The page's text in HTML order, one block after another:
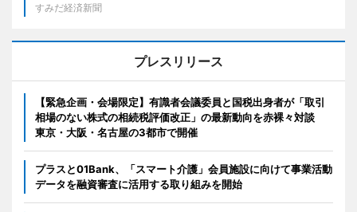
すみだ経済新聞
プレスリリース
【緊急企画・会場限定】有識者会議委員と国税出身者が「取引
相場のない株式の相続税評価改正」の最新動向を赤裸々対談
東京・大阪・名古屋の3都市で開催
プラスと01Bank、「スマート介護」会員施設に向けて事業活動
データを融資審査に活用する取り組みを開始